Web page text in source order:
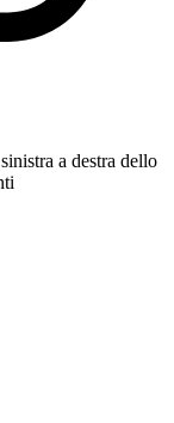
a destra dello